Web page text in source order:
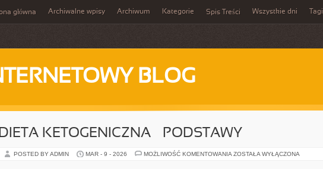
główna Archiwalne wpisy Archiwum Kategorie Spis Treści Wszystkie dni Tagi
BLOG
DIETA KETOGENICZNA – PODSTAWY
POSTED BY ADMIN MAR - 9 - 2026 MOŻLIWOŚĆ KOMENTOWANIA DIETA
ZOSTAŁA WYŁĄCZONA